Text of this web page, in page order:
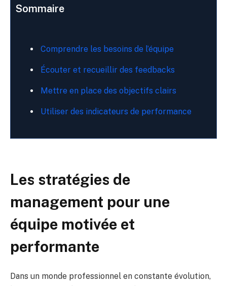
Sommaire
Comprendre les besoins de l’équipe
Écouter et recueillir des feedbacks
Mettre en place des objectifs clairs
Utiliser des indicateurs de performance
Les stratégies de
management pour une
équipe motivée et
performante
Dans un monde professionnel en constante évolution,